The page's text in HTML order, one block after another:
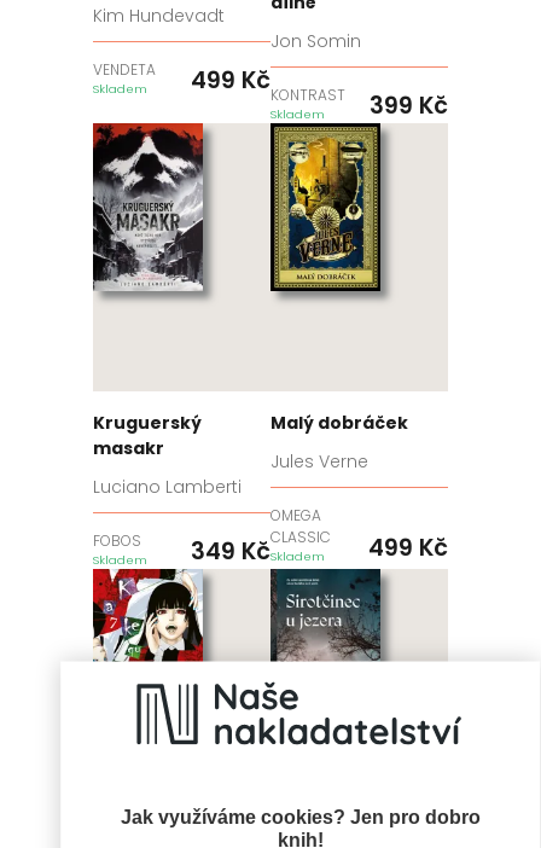
Jak využíváme cookies? Jen pro dobro
knih!
Kim Hundevadt
VENDETA
Skladem 499 Kč
Jon Somin
KONTRAST
Skladem 399 Kč
Kruguerský
masakr
Luciano Lamberti
FOBOS
Skladem 349 Kč
Malý dobráček
Jules Verne
OMEGA
CLASSIC
Skladem 499 Kč